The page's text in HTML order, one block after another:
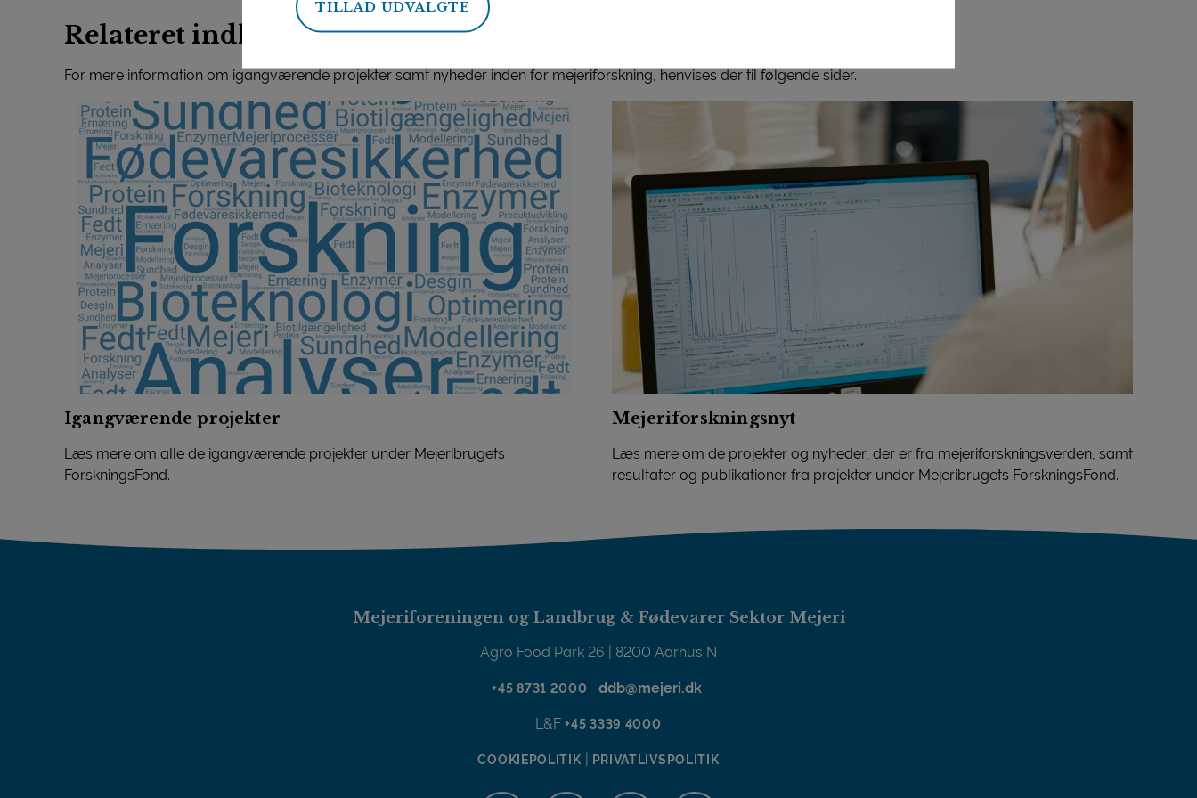
TILLAD UDVALGTE
Relateret indhold
For mere information om igangværende projekter samt nyheder inden for mejeriforskning, henvises der til følgende sider.
Igangværende projekter
Læs mere om alle de igangværende projekter under Mejeribrugets
ForskningsFond.
Mejeriforskningsnyt
Læs mere om de projekter og nyheder, der er fra mejeriforskningsverden, samt
resultater og publikationer fra projekter under Mejeribrugets ForskningsFond.
Mejeriforeningen og Landbrug & Fødevarer Sektor Mejeri
Agro Food Park 26 | 8200 Aarhus N
+45 8731 2000 ddb@mejeri.dk
L&F+45 3339 4000
COOKIEPOLITIK PRIVATLIVSPOLITIK